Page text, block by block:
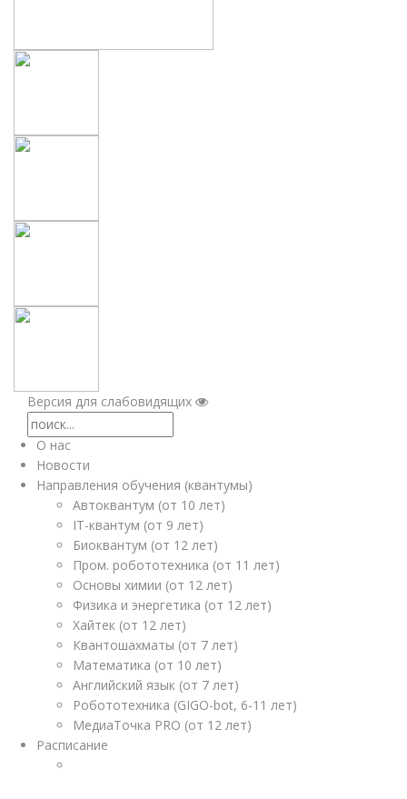
Версия для слабовидящих
О нас
Новости
Направления обучения (квантумы)
Автоквантум (от 10 лет)
IT-квантум (от 9 лет)
Биоквантум (от 12 лет)
Пром. робототехника (от 11 лет)
Основы химии (от 12 лет)
Физика и энергетика (от 12 лет)
Хайтек (от 12 лет)
Квантошахматы (от 7 лет)
Математика (от 10 лет)
Английский язык (от 7 лет)
Робототехника (GIGO-bot, 6-11 лет)
МедиаТочка PRO (от 12 лет)
Расписание